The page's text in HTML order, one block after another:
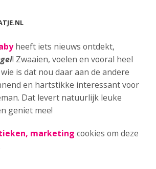
heeft iets nieuws ontdekt,
! Zwaaien, voelen en vooral heel
is dat nou daar aan de andere
en hartstikke interessant voor
Dat levert natuurlijk leuke
geniet mee!
marketing cookies om deze